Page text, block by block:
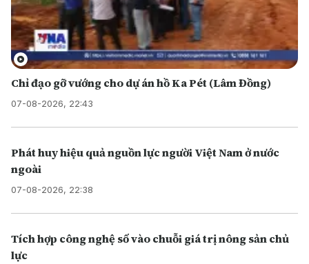
Chỉ đạo gỡ vướng cho dự án hồ Ka Pét (Lâm Đồng)
07-08-2026, 22:43
Phát huy hiệu quả nguồn lực người Việt Nam ở nước
ngoài
07-08-2026, 22:38
Tích hợp công nghệ số vào chuỗi giá trị nông sản chủ
lực